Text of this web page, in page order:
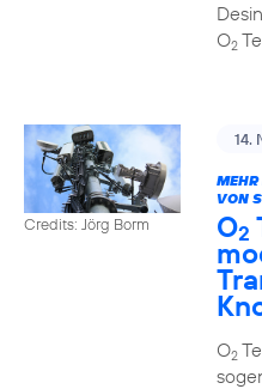
O2
Credits: Jörg Borm
14.
MEHR
VON
O2
O2